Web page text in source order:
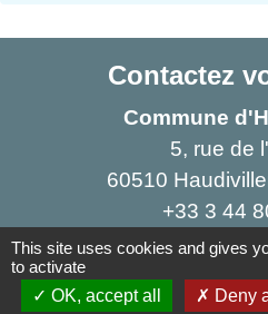
Contactez
Commune
5, rue de
60510
+33 3 44
Contact par
This site uses cookies and gives
to activate
OK, accept all
Deny